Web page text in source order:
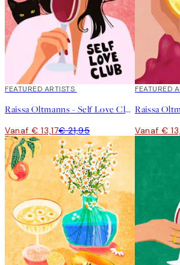
40%*
FEATURED ARTISTS
Raissa Oltmanns - Self Love Club Poster
Vanaf € 13,17€ 21,95
40%*
FEATURED
Vanaf €